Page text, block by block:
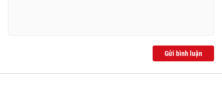
Gửi bình luận